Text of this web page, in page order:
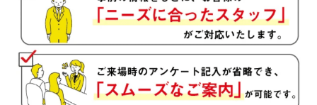
その他